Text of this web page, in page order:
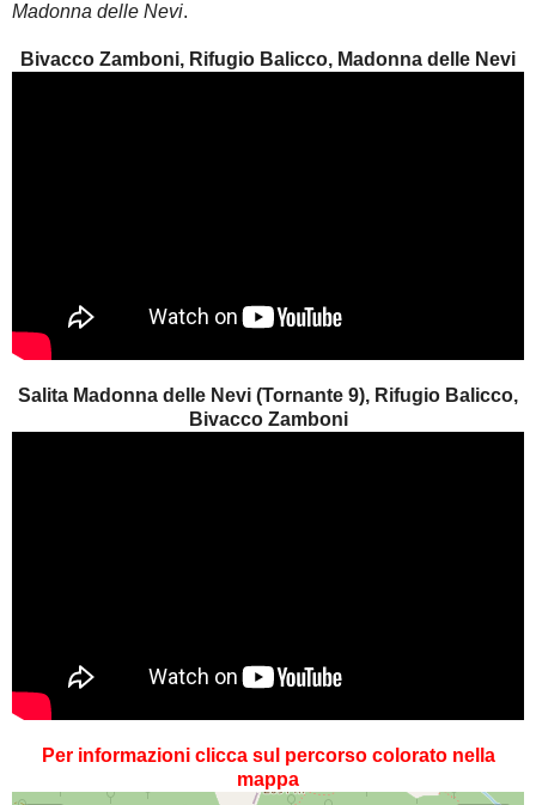
Madonna delle Nevi.
Bivacco Zamboni, Rifugio Balicco, Madonna delle Nevi
Salita Madonna delle Nevi (Tornante 9), Rifugio Balicco,
Bivacco Zamboni
Per informazioni clicca sul percorso colorato nella
mappa